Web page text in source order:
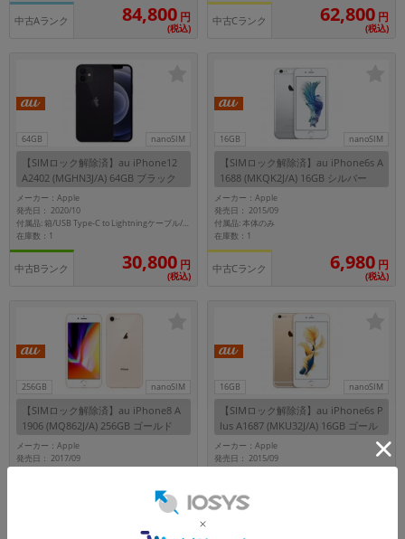
中古Aランク 84,800 円
(税込)
中古Cランク 62,800 円
(税込)
64GB nanoSIM
【SIMロック解除済】au iPhone12
A2402 (MGHN3J/A) 64GB ブラック
メーカー：Apple
発売日： 2020/10
付属品: 箱/USB Type-C to Lightningケーブル/SIMカードツール/マニュアル
在庫数：1
中古Bランク 30,800 円
(税込)
16GB nanoSIM
【SIMロック解除済】au iPhone6s A
1688 (MKQK2J/A) 16GB シルバー
メーカー：Apple
発売日： 2015/09
付属品: 本体のみ
在庫数：1
中古Cランク 6,980 円
(税込)
256GB nanoSIM
【SIMロック解除済】au iPhone8 A
1906 (MQ862J/A) 256GB ゴールド
メーカー：Apple
発売日： 2017/09
10,800 円
16GB nanoSIM
【SIMロック解除済】au iPhone6s P
lus A1687 (MKU32J/A) 16GB ゴール
ド
メーカー：Apple
発売日： 2015/09